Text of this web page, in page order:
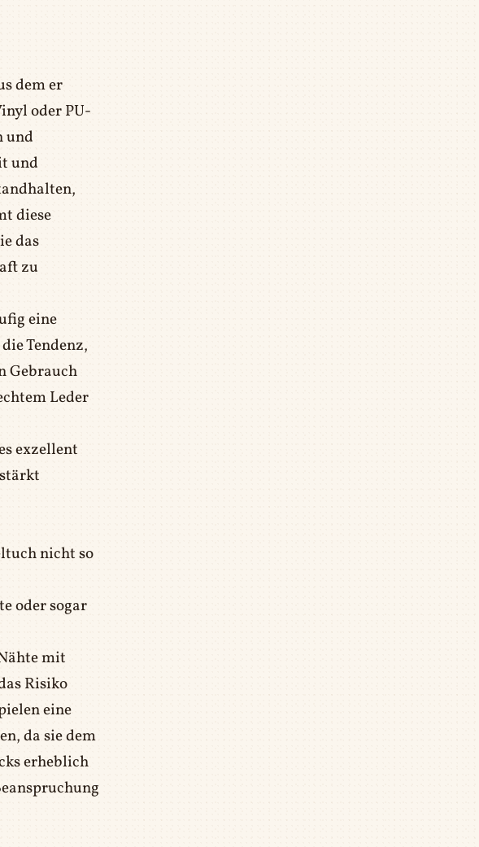
dem er
oder PU-
und
und
diese
das
zu
eine
Tendenz,
Gebrauch
Leder
exzellent
nicht so
oder sogar
mit
Risiko
eine
da sie dem
erheblich